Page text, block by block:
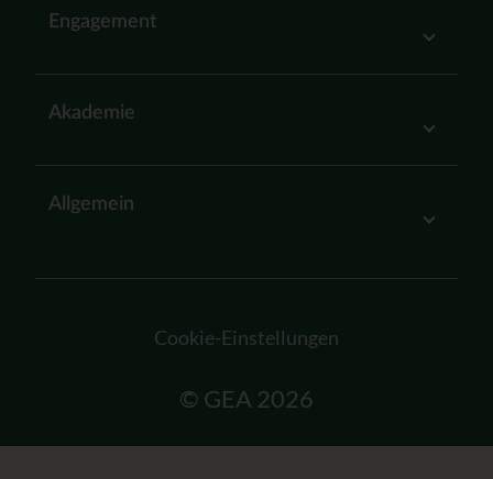
Engagement
Akademie
Allgemein
© GEA 2026
Cookie-Einstellungen